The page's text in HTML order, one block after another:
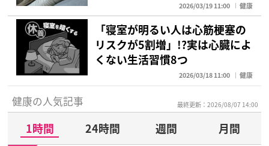
2026/03/19 11:00 健康
「寝室が明るい人は心筋梗塞の
リスクが5割増」!?実は心臓によ
くない生活習慣8つ
2026/03/18 11:00 健康
健康の人気記事 最終更新：2026/08/07 14:00
1時間 24時間 週間
月間